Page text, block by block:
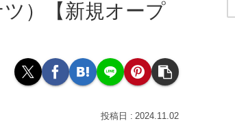
）【新規オープ
2024.11.02